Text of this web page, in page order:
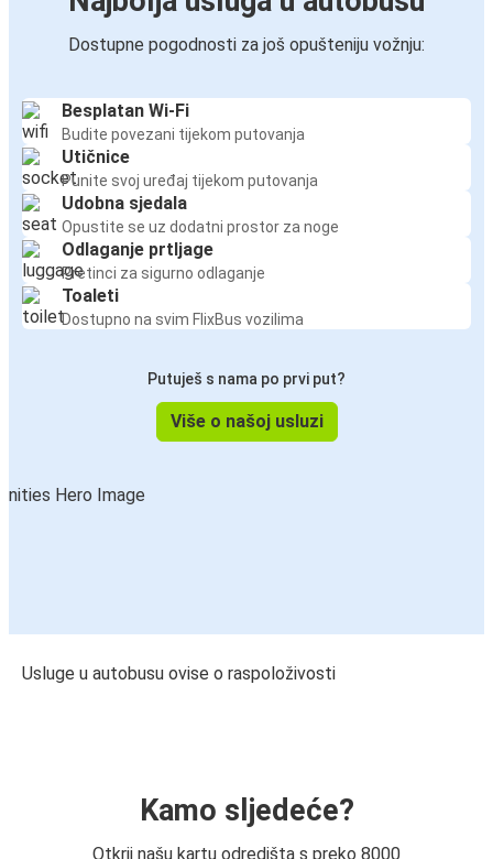
Dostupne pogodnosti za još opušteniju vožnju:
Besplatan Wi-Fi
Budite povezani tijekom putovanja
Utičnice
Punite svoj uređaj tijekom putovanja
Udobna sjedala
Opustite se uz dodatni prostor za noge
Odlaganje prtljage
Pretinci za sigurno odlaganje
Toaleti
Dostupno na svim FlixBus vozilima
Putuješ s nama po prvi put?
Više o našoj usluzi
Usluge u autobusu ovise o raspoloživosti
Kamo sljedeće?
Otkrij našu kartu odredišta s preko 8000